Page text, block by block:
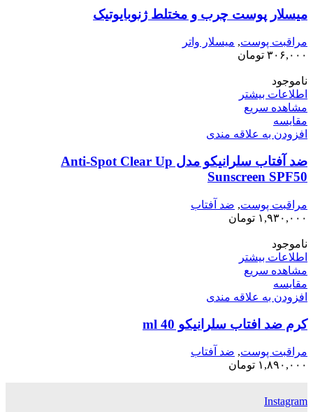
میسلار پوست چرب و مختلط ژنوبایوتیک
مراقبت پوست, میسلار واتر
۳۰۶,۰۰۰ تومان
ناموجود
اطلاعات بیشتر
مشاهده سریع
مقایسه
افزودن به علاقه مندی
ضد آفتاب سلرانیکو مدل Anti-Spot Clear Up
Sunscreen SPF50
مراقبت پوست, ضد آفتاب
۱,۹۳۰,۰۰۰ تومان
ناموجود
اطلاعات بیشتر
مشاهده سریع
مقایسه
افزودن به علاقه مندی
کرم ضد افتاب سلرانیکو 40 ml
مراقبت پوست, ضد آفتاب
۱,۸۹۰,۰۰۰ تومان
Instagram